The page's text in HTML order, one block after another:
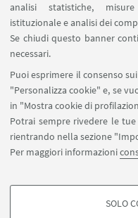
analisi statistiche,
istituzionale e analisi dei
Se chiudi questo banner
necessari.
Puoi esprimere il consenso
"Personalizza cookie" e, se
in "Mostra cookie di
Potrai sempre rivedere le
rientrando nella sezione
Per maggiori informazioni
SOLO
SEGUI IL